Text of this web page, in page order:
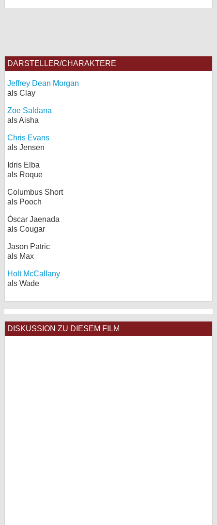
DARSTELLER/CHARAKTERE
Jeffrey Dean Morgan
als Clay
Zoe Saldana
als Aisha
Chris Evans
als Jensen
Idris Elba
als Roque
Columbus Short
als Pooch
Óscar Jaenada
als Cougar
Jason Patric
als Max
Holt McCallany
als Wade
DISKUSSION ZU DIESEM FILM